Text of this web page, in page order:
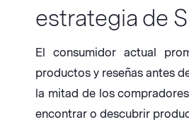
estrategia de
El consumidor actual
productos y reseñas antes
la mitad de los
encontrar o descubrir